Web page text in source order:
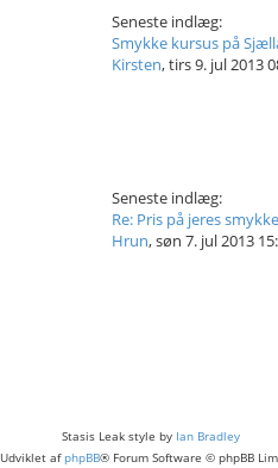
Seneste indlæg:
Smykke kursus på
Kirsten,tirs 9. jul 2013
Seneste indlæg:
Re: Pris på jeres
Hrun,søn 7. jul 2013
Stasis Leak style by Ian Bradley
Udviklet afphpBB® Forum Software © phpBB